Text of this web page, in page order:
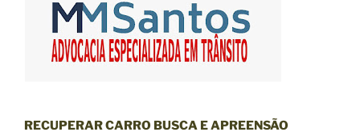
RECUPERAR CARRO BUSCA E APREENSÃO